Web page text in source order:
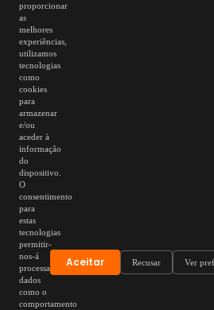
proporcionar
as
melhores
experiências,
utilizamos
tecnologias
como
cookies
para
armazenar
e/ou
aceder à
informação
do
dispositivo.
O
consentimento
para
estas
tecnologias
permitir-
nos-á
processar
dados
como o
comportamento
Aceitar Recusar Ver